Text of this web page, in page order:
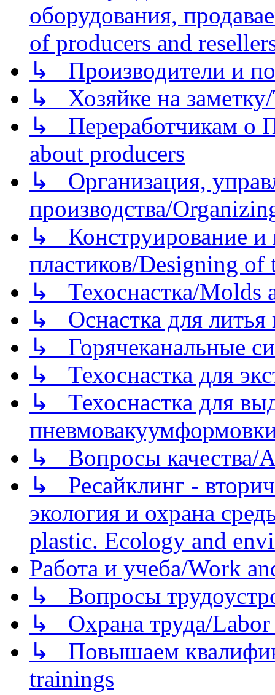
оборудования,
of producers and
↳ Производители и
↳ Хозяйке на
↳ Переработчикам о
about producers
↳ Организация,
производства/
↳ Конструирование и
пластиков/Designing of
↳ Техоснастка/Molds
↳ Оснастка для литья
↳ Горячеканальные
↳ Техоснастка для
↳ Техоснастка для
↳ Вопросы качества/
↳ Ресайклинг -
экология и охрана
plastic. Ecology and
Работа и учеба/Work
↳ Вопросы
↳ Охрана труда/Labor
↳ Повышаем
trainings